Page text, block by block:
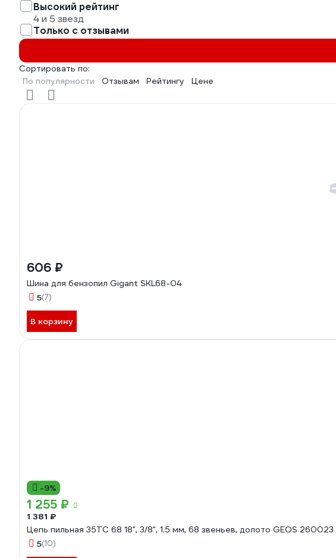
Высокий рейтинг
4 и 5 звезд
Только с отзывами
Сортировать по:
По популярности
Отзывам Рейтингу Цене
606 ₽
Шина для бензопил Gigant SKL68-04
5(7)
В корзину
-9%
1 255 ₽
1 381 ₽
Цепь пильная 35TC 68 18", 3/8", 1.5 мм, 68 звеньев, долото GEOS 260023
5(10)